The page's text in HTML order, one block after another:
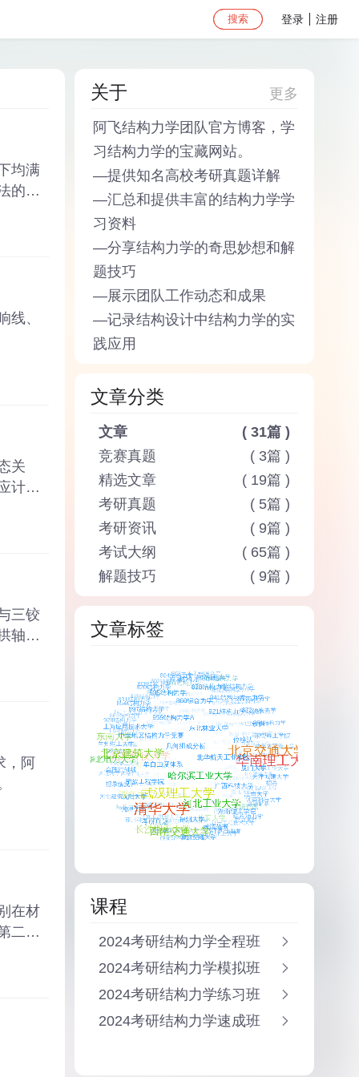
注册
登录
均满
的基
线、
关
计算
三铰
轴线
，阿
在材
二定
关于 更多
阿飞结构力学团队官方博客，学
习结构力学的宝藏网站。
—提供知名高校考研真题详解
—汇总和提供丰富的结构力学学
习资料
—分享结构力学的奇思妙想和解
题技巧
—展示团队工作动态和成果
—记录结构设计中结构力学的实
践应用
文章分类
文章
( 31篇 )
竞赛真题
( 3篇 )
精选文章
( 19篇 )
考研真题
( 5篇 )
考研资讯
( 9篇 )
考试大纲
( 65篇 )
解题技巧
( 9篇 )
文章标签
课程
2024考研结构力学全程班
2024考研结构力学模拟班
2024考研结构力学练习班
2024考研结构力学速成班